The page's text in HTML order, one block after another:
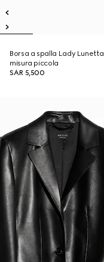
Borsa a spalla Lady Lunetta
misura piccola
SAR 5,500